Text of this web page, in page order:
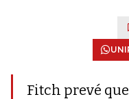
Fitch prevé